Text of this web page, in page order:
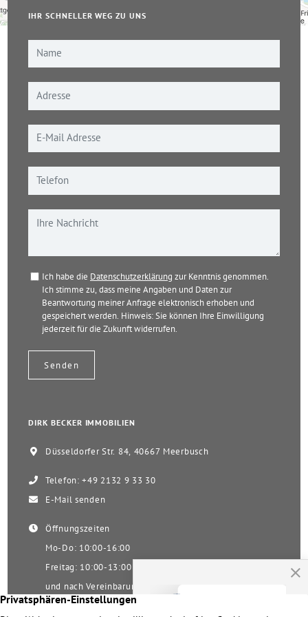
© OpenStreetMap-Mitwirkende
IHR SCHNELLER WEG ZU UNS
Ich habe die Datenschutzerklärung zur Kenntnis genommen.
Ich stimme zu, dass meine Angaben und Daten zur
Beantwortung meiner Anfrage elektronisch erhoben und
gespeichert werden. Hinweis: Sie können Ihre Einwilligung
jederzeit für die Zukunft widerrufen.
DIRK BECKER IMMOBILIEN
Düsseldorfer Str. 84, 40667 Meerbusch
Telefon: +49 2132 9 33 30
E-Mail senden
Öffnungszeiten
Mo-Do: 10:00-16:00
Freitag: 10:00-13:00
und nach Vereinbarung
Samstag nach Vereinbarung!